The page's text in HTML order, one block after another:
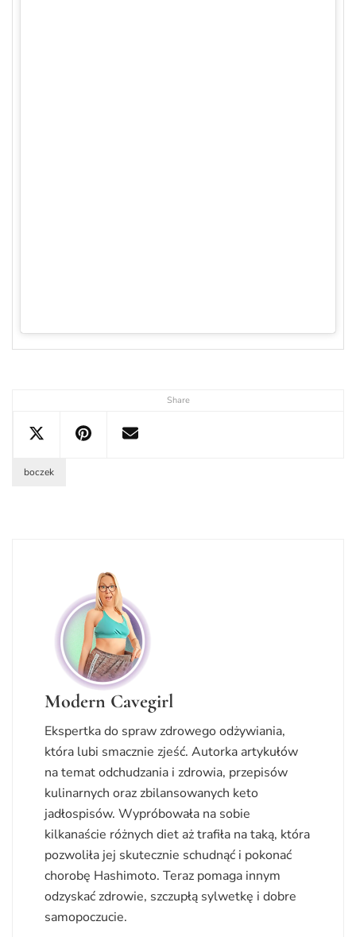
Share
boczek
Modern Cavegirl
Ekspertka do spraw zdrowego odżywiania,
która lubi smacznie zjeść. Autorka artykułów
na temat odchudzania i zdrowia, przepisów
kulinarnych oraz zbilansowanych keto
jadłospisów. Wypróbowała na sobie
kilkanaście różnych diet aż trafiła na taką, która
pozwoliła jej skutecznie schudnąć i pokonać
chorobę Hashimoto. Teraz pomaga innym
odzyskać zdrowie, szczupłą sylwetkę i dobre
samopoczucie.